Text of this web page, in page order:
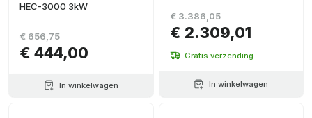
HEC-3000 3kW
€ 444,00
€ 656,75
In winkelwagen
€ 2.309,01
€ 3.386,05
Gratis verzending
In winkelwagen